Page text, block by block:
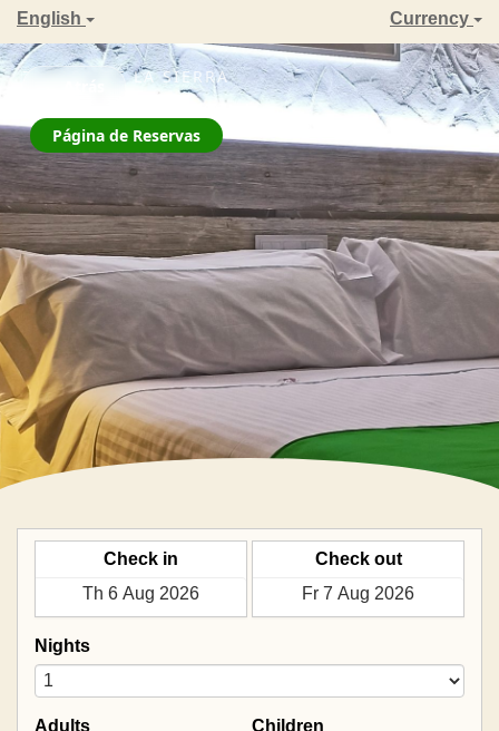
English Currency
ZAHARA DE LA SIERRA
La Jarana
Página de Reservas
Check in Check out
Nights
Adults Children